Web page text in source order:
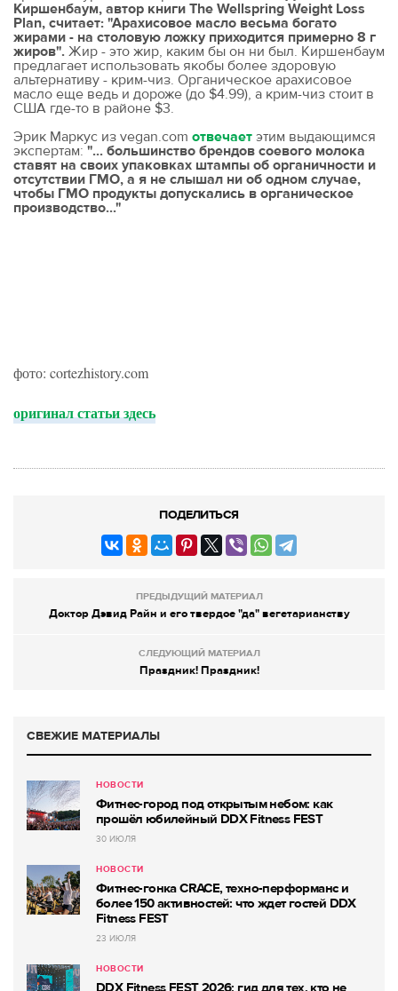
Киршенбаум, автор книги The Wellspring Weight Loss
Plan, считает: "Арахисовое масло весьма богато
жирами - на столовую ложку приходится примерно 8 г
жиров". Жир - это жир, каким бы он ни был. Киршенбаум
предлагает использовать якобы более здоровую
альтернативу - крим-чиз. Органическое арахисовое
масло еще ведь и дороже (до $4.99), а крим-чиз стоит в
США где-то в районе $3.
Эрик Маркус из vegan.com отвечает этим выдающимся
экспертам: "... большинство брендов соевого молока
ставят на своих упаковках штампы об органичности и
отсутствии ГМО, а я не слышал ни об одном случае,
чтобы ГМО продукты допускались в органическое
производство..."
фото: cortezhistory.com
оригинал статьи здесь
ПОДЕЛИТЬСЯ
ПРЕДЫДУЩИЙ МАТЕРИАЛ
Доктор Дэвид Райн и его твердое "да" вегетарианству
СЛЕДУЮЩИЙ МАТЕРИАЛ
Праздник! Праздник!
СВЕЖИЕ МАТЕРИАЛЫ
НОВОСТИ
Фитнес-город под открытым небом: как
прошёл юбилейный DDX Fitness FEST
30 ИЮЛЯ
НОВОСТИ
Фитнес-гонка CRACE, техно-перформанс и
более 150 активностей: что ждет гостей DDX
Fitness FEST
23 ИЮЛЯ
НОВОСТИ
DDX Fitness FEST 2026: гид для тех, кто не